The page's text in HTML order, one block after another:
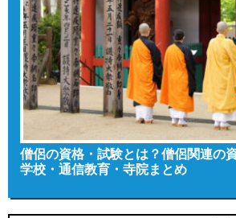
僧侶の資格・試験とは？僧侶関連の
学校・通信教育・寺院まとめ